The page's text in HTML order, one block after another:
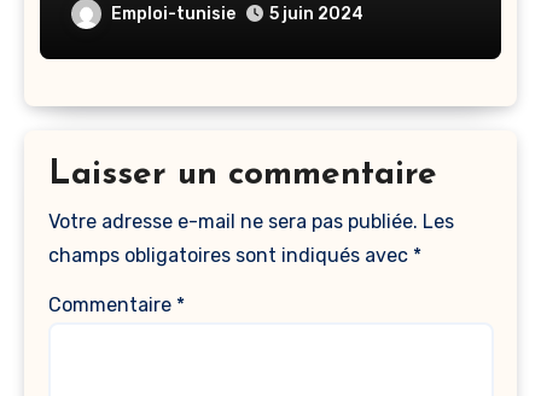
Emploi-tunisie 5 juin 2024
Laisser un commentaire
Votre adresse e-mail ne sera pas publiée. Les
champs obligatoires sont indiqués avec *
Commentaire *